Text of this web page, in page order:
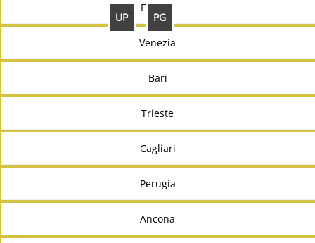
UP PG
Firenze
Venezia
Bari
Trieste
Cagliari
Perugia
Ancona